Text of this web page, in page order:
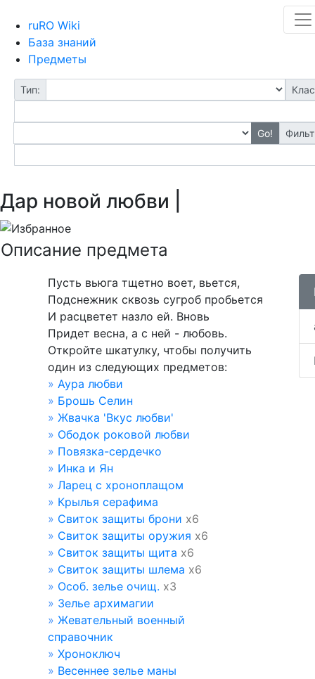
ruRO Wiki
База знаний
Предметы
Тип:
Go!
Дар новой любви |
Описание предмета
Пусть вьюга тщетно воет, вьется,
Подснежник сквозь сугроб пробьется
И расцветет назло ей. Вновь
Придет весна, а с ней - любовь.
Откройте шкатулку, чтобы получить
один из следующих предметов:
» Аура любви
» Брошь Селин
» Жвачка 'Вкус любви'
» Ободок роковой любви
» Повязка-сердечко
» Инка и Ян
» Ларец с хроноплащом
» Крылья серафима
» Свиток защиты брони х6
» Свиток защиты оружия х6
» Свиток защиты щита х6
» Свиток защиты шлема х6
» Особ. зелье очищ. х3
» Зелье архимагии
» Жевательный военный
справочник
» Хроноключ
» Весеннее зелье маны